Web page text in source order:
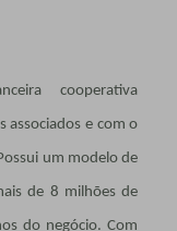
cooperativa
associados e com o
um modelo de
de 8 milhões de
do negócio. Com